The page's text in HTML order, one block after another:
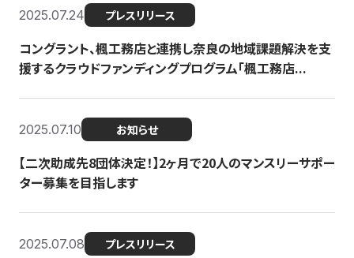
2025.07.24 プレスリリース
コングラント、楓工務店と連携し奈良の地域課題解決を支
援するクラウドファンディングプログラム「楓工務店...
2025.07.10 お知らせ
【二次助成先8団体決定！】2ヶ月で20人のマンスリーサポー
ター募集を目指します
2025.07.08 プレスリリース